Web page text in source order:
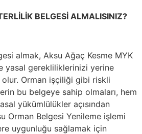
BELGESİ ALMALISINIZ?
almak, Aksu Ağaç Kesme MYK
yasal gerekliliklerinizi yerine
olur. Orman işçiliği gibi riskli
bu belgeye sahip olmaları, hem
yükümlülükler açısından
Orman Belgesi Yenileme işlemi
uygunluğu sağlamak için